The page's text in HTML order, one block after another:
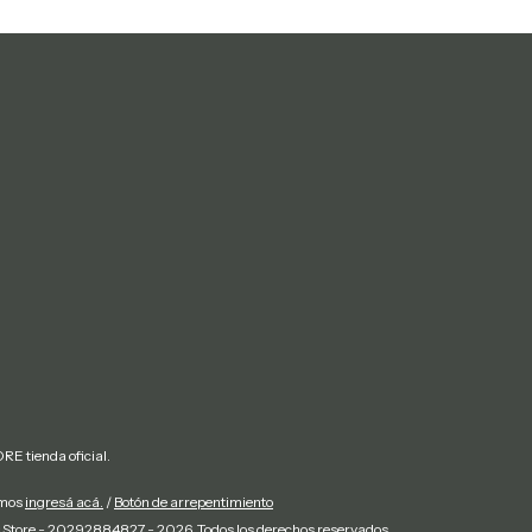
tienda oficial.
ingresá acá. / Botón de arrepentimiento